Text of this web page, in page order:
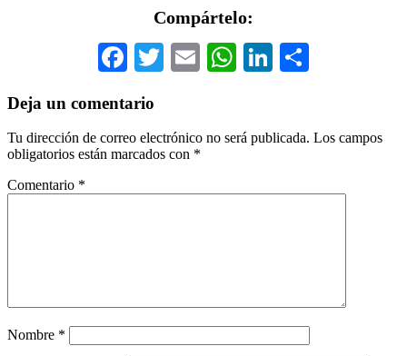
Compártelo:
Facebook
Twitter
EmailWhatsApp
LinkedIn
Deja un comentario
Tu dirección de correo electrónico no será publicada. Los campos
obligatorios están marcados con *
Comentario *
Nombre *